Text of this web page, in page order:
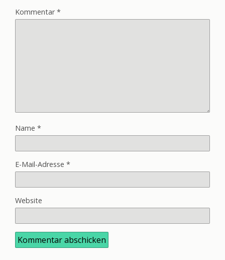
Kommentar*
Name *
E-Mail-Adresse *
Website